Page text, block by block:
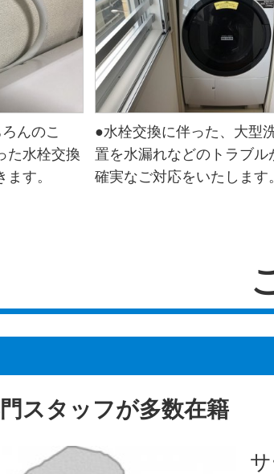
んのこ
た水栓交換
す。
●水栓交換に伴った、大型
置を水漏れなどのトラブル
確実なご対応をいたします。
スタッフが多数在籍